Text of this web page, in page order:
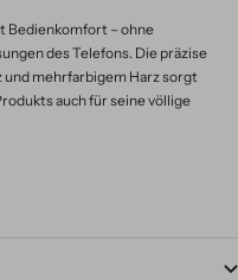
Bedienkomfort – ohne
des Telefons. Die präzise
und mehrfarbigem Harz sorgt
auch für seine völlige